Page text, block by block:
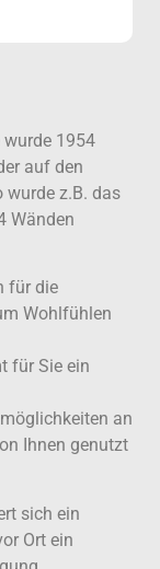
wurde 1954
auf den
wurde z.B. das
Wänden
für die
Wohlfühlen
für Sie ein
an
Ihnen genutzt
sich ein
Ort ein